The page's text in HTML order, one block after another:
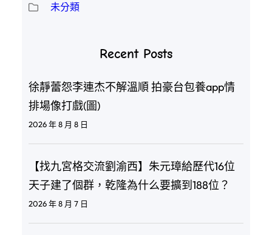
未分類
Recent Posts
徐靜蕾怨李連杰不解溫順 拍豪台包養app情
排場像打戲(圖)
2026 年 8 月 8 日
【找九宮格交流劉渝西】朱元璋給歷代16位
天子建了個群，乾隆為什么要擴到188位？
2026 年 8 月 7 日